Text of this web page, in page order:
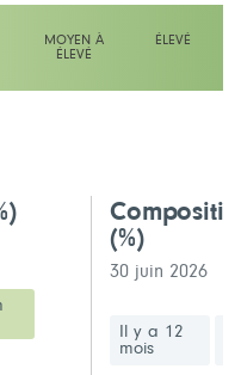
MOYEN À
ÉLEVÉ
ÉLEVÉ
(%)
30 juin 2026
Il y a 12
mois